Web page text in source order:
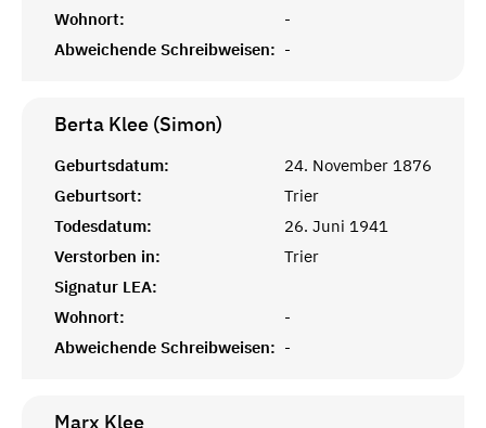
Wohnort:
-
Abweichende Schreibweisen: -
Berta Klee (Simon)
Geburtsdatum:
24. November 1876
Geburtsort:
Trier
Todesdatum:
26. Juni 1941
Verstorben in:
Trier
Signatur LEA:
Wohnort:
-
Abweichende Schreibweisen: -
Marx Klee